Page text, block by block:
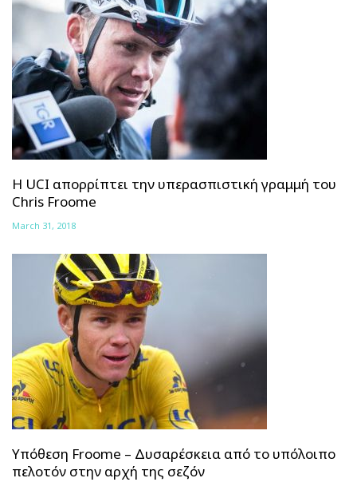
H UCI απορρίπτει την υπερασπιστική γραμμή του
Chris Froome
March 31, 2018
Υπόθεση Froome – Δυσαρέσκεια από το υπόλοιπο
πελοτόν στην αρχή της σεζόν